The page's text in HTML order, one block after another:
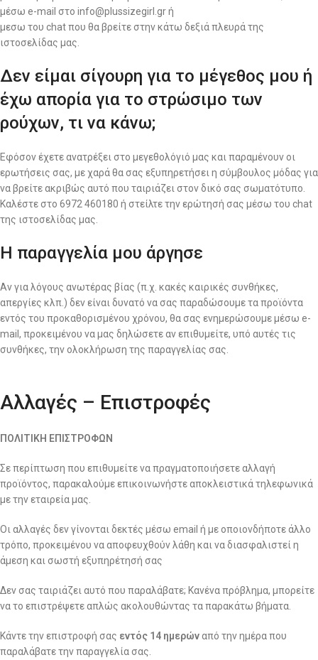
μέσω e-mail στο info@plussizegirl.gr ή
μεσω του chat που θα βρείτε στην κάτω δεξιά πλευρά της
ιστοσελίδας μας.
Δεν είμαι σίγουρη για το μέγεθος μου ή
έχω απορία για το στρώσιμο των
ρούχων, τι να κάνω;
Εφόσον έχετε ανατρέξει στο μεγεθολόγιό μας και παραμένουν οι
ερωτήσεις σας, με χαρά θα σας εξυπηρετήσει η σύμβουλος μόδας για
να βρείτε ακριβώς αυτό που ταιριάζει στον δικό σας σωματότυπο.
Καλέστε στο 6972 460180 ή στείλτε την ερώτησή σας μέσω του chat
της ιστοσελίδας μας.
Η παραγγελία μου άργησε
Αν για λόγους ανωτέρας βίας (π.χ. κακές καιρικές συνθήκες,
απεργίες κλπ.) δεν είναι δυνατό να σας παραδώσουμε τα προϊόντα
εντός του προκαθορισμένου χρόνου, θα σας ενημερώσουμε μέσω e-
mail, προκειμένου να μας δηλώσετε αν επιθυμείτε, υπό αυτές τις
συνθήκες, την ολοκλήρωση της παραγγελίας σας.
Αλλαγές – Επιστροφές
ΠΟΛΙΤΙΚΗ ΕΠΙΣΤΡΟΦΩΝ
Σε περίπτωση που επιθυμείτε να πραγματοποιήσετε αλλαγή
προϊόντος, παρακαλούμε επικοινωνήστε αποκλειστικά τηλεφωνικά
με την εταιρεία μας.
Οι αλλαγές δεν γίνονται δεκτές μέσω email ή με οποιονδήποτε άλλο
τρόπο, προκειμένου να αποφευχθούν λάθη και να διασφαλιστεί η
άμεση και σωστή εξυπηρέτησή σας
Δεν σας ταιριάζει αυτό που παραλάβατε; Κανένα πρόβλημα, μπορείτε
να το επιστρέψετε απλώς ακολουθώντας τα παρακάτω βήματα.
Κάντε την επιστροφή σας εντός 14 ημερώναπό την ημέρα που
παραλάβατε την παραγγελία σας.